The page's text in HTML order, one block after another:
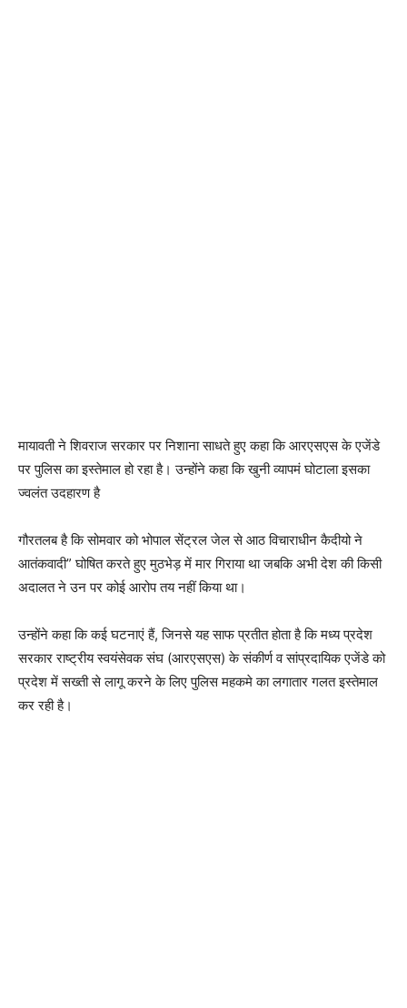
मायावती ने शिवराज सरकार पर निशाना साधते हुए कहा कि आरएसएस के एजेंडे
पर पुलिस का इस्तेमाल हो रहा है। उन्होंने कहा कि खुनी व्यापमं घोटाला इसका
ज्वलंत उदहारण है
गौरतलब है कि सोमवार को भोपाल सेंट्रल जेल से आठ विचाराधीन कैदीयो ने
आतंकवादी” घोषित करते हुए मुठभेड़ में मार गिराया था जबकि अभी देश की किसी
अदालत ने उन पर कोई आरोप तय नहीं किया था।
उन्होंने कहा कि कई घटनाएं हैं, जिनसे यह साफ प्रतीत होता है कि मध्य प्रदेश
सरकार राष्ट्रीय स्वयंसेवक संघ (आरएसएस) के संकीर्ण व सांप्रदायिक एजेंडे को
प्रदेश में सख्ती से लागू करने के लिए पुलिस महकमे का लगातार गलत इस्तेमाल
कर रही है।